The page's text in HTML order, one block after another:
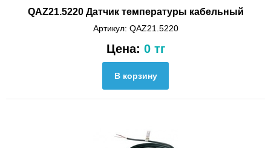
QAZ21.5220 Датчик температуры кабельный
Артикул: QAZ21.5220
Цена: 0 тг